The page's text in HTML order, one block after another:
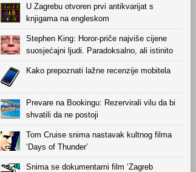
U Zagrebu otvoren prvi antikvarijat s
knjigama na engleskom
Stephen King: Horor-priče najviše cijene
suosjećajni ljudi. Paradoksalno, ali istinito
Kako prepoznati lažne recenzije mobitela
Prevare na Bookingu: Rezervirali vilu da bi
shvatili da ne postoji
Tom Cruise snima nastavak kultnog filma
‘Days of Thunder’
Snima se dokumentarni film ‘Zagreb